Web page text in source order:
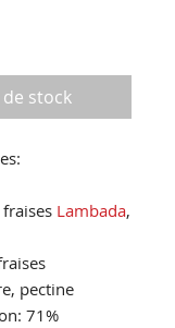
stock
Lambada,
pectine
71%